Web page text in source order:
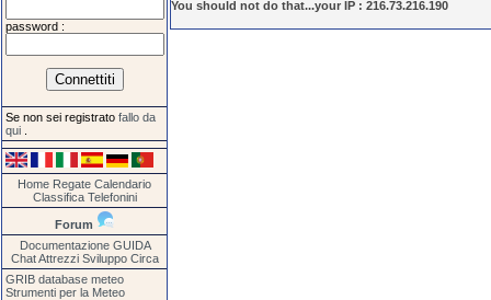
password :
Se non sei registrato fallo da
qui
Home Regate Calendario
Classifica Telefonini
Forum
Documentazione GUIDA
Chat Attrezzi Sviluppo Circa
GRIB database meteo
Strumenti per la Meteo
You should not do that...your IP : 216.73.216.190